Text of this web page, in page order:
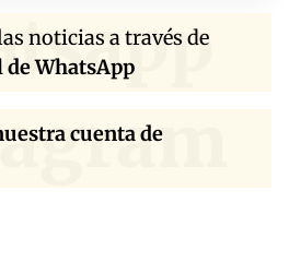
noticias a través de
WhatsApp
cuenta de